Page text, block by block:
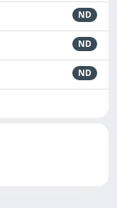
ND
ND
ND